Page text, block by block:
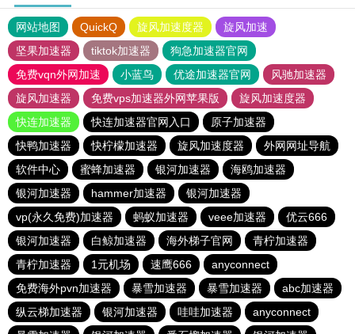
网站地图 QuickQ 旋风加速度器
旋风加速
坚果加速器
tiktok加速器
狗急加速器官网
免费vqn外网加速
小蓝鸟 优途加速器官网
风驰加速器
旋风加速器
免费vps加速器外网苹果版
旋风加速度器
快连加速器
快连加速器官网入口
原子加速器
快鸭加速器
快柠檬加速器 旋风加速度器
外网网址导航
软件中心
蜜蜂加速器 银河加速器
海鸥加速器
银河加速器
hammer加速器
银河加速器
vp(永久免费)加速器
蚂蚁加速器 veee加速器
优云666
银河加速器
白鲸加速器 海外梯子官网
青柠加速器
青柠加速器
1元机场 速鹰666
anyconnect
免费海外pvn加速器
暴雪加速器 暴雪加速器
abc加速器
纵云梯加速器
银河加速器 哇哇加速器
anyconnect